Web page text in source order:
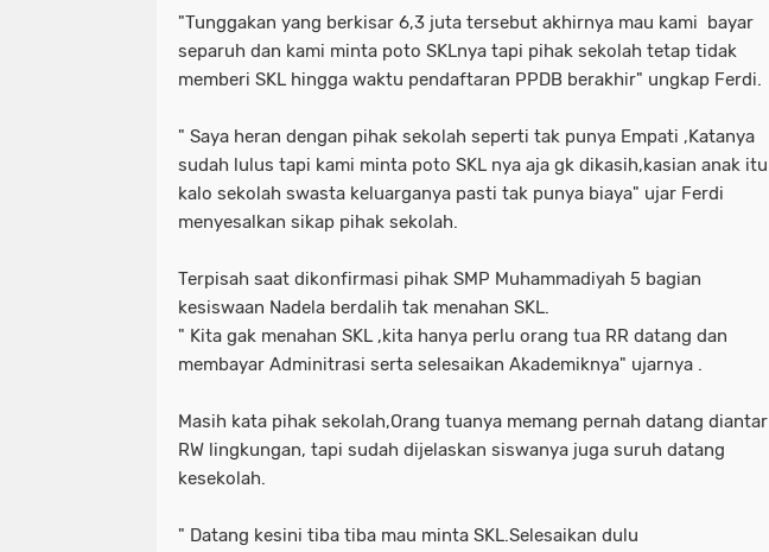
"Tunggakan yang berkisar 6,3 juta tersebut akhirnya mau kami bayar
separuh dan kami minta poto SKLnya tapi pihak sekolah tetap tidak
memberi SKL hingga waktu pendaftaran PPDB berakhir" ungkap Ferdi.
" Saya heran dengan pihak sekolah seperti tak punya Empati ,Katanya
sudah lulus tapi kami minta poto SKL nya aja gk dikasih,kasian anak itu
kalo sekolah swasta keluarganya pasti tak punya biaya" ujar Ferdi
menyesalkan sikap pihak sekolah.
Terpisah saat dikonfirmasi pihak SMP Muhammadiyah 5 bagian
kesiswaan Nadela berdalih tak menahan SKL.
" Kita gak menahan SKL ,kita hanya perlu orang tua RR datang dan
membayar Adminitrasi serta selesaikan Akademiknya" ujarnya .
Masih kata pihak sekolah,Orang tuanya memang pernah datang diantar
RW lingkungan, tapi sudah dijelaskan siswanya juga suruh datang
kesekolah.
" Datang kesini tiba tiba mau minta SKL.Selesaikan dulu